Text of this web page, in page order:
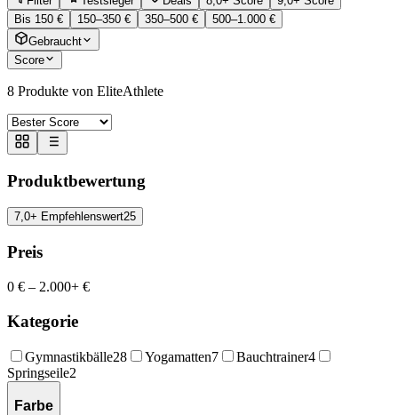
Bis 150 €
150–350 € 350–500 €
500–1.000 €
Gebraucht
Score
8 Produkte von EliteAthlete
Produktbewertung
7,0+ Empfehlenswert25
Preis
0 € – 2.000+ €
Kategorie
Gymnastikbälle28 Yogamatten7 Bauchtrainer4
Springseile2
Farbe